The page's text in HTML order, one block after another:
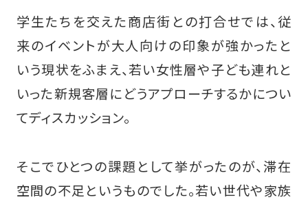
学生たちを交えた商店街との打合せでは、従
来のイベントが大人向けの印象が強かったと
いう現状をふまえ、若い女性層や子ども連れと
いった新規客層にどうアプローチするかについ
てディスカッション。
そこでひとつの課題として挙がったのが、滞在
空間の不足というものでした。若い世代や家族